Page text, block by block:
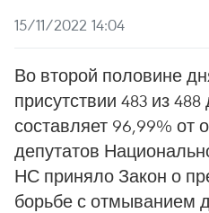
15/11/2022 14:04
Во второй половине
присутствии 483 из
составляет 96,99% от
депутатов
НС приняло Закон о
борьбе с отмыванием